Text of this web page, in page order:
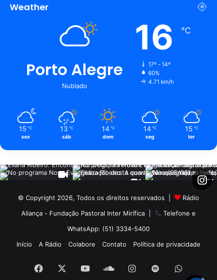
Weather
Porto Alegre
Nublado
16 ℃
17º - 14º
60%
4.71 km/h
15 ℃
sex
13 ℃
sáb
14 ℃
dom
14 ℃
seg
15 ℃
ter
© Copyright 2026, Todos os direitos reservados |
Rádio
Aliança - Fundação Pastoral Inter Mirífica|
Telefone e
WhatsApp: (51) 3334-5400
Início
A Rádio Colabore Contato Política de privacidade
Facebook YouTubeSoundCloud
Instagram
Spotify